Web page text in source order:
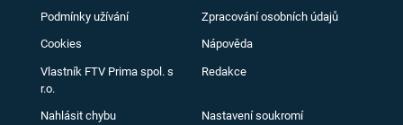
Podmínky užívání Zpracování osobních údajů
Cookies Nápověda
Vlastník FTV Prima spol. s
r.o.
Redakce
Nahlásit chybu Nastavení soukromí